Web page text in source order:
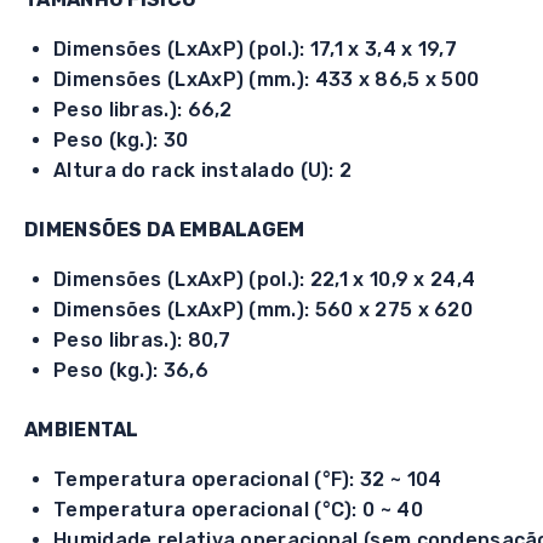
Dimensões (LxAxP) (pol.): 17,1 x 3,4 x 19,7
Dimensões (LxAxP) (mm.): 433 x 86,5 x 500
Peso libras.): 66,2
Peso (kg.): 30
Altura do rack instalado (U): 2
DIMENSÕES DA EMBALAGEM
Dimensões (LxAxP) (pol.): 22,1 x 10,9 x 24,4
Dimensões (LxAxP) (mm.): 560 x 275 x 620
Peso libras.): 80,7
Peso (kg.): 36,6
AMBIENTAL
Temperatura operacional (°F): 32 ~ 104
Temperatura operacional (°C): 0 ~ 40